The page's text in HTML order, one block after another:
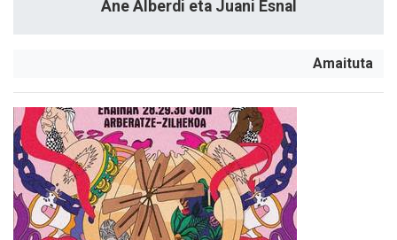
Ane Alberdi eta Juani Esnal
Amaituta